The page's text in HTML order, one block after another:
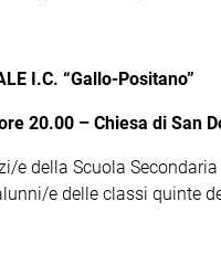
I.C. “Gallo-Positano”
20.00 – Chiesa di San
e della Scuola
e delle classi quinte